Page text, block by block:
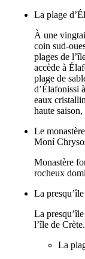
La plage
À une
coin sud-
plages de
accède à
plage de
d’Élafonissi
eaux
haute
Le
Moní
Monastère
rocheux
La
La
l’île de Crète.
La